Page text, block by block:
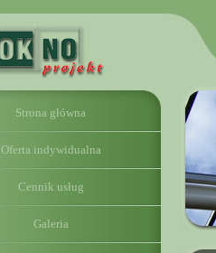
Strona główna
Oferta indywidualna
Cennik usług
Galeria